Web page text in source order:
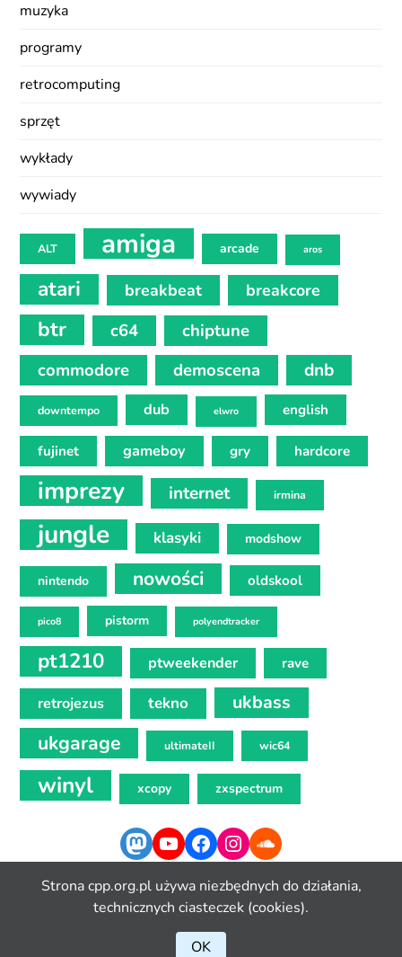
muzyka
programy
retrocomputing
sprzęt
wykłady
wywiady
ALT amiga arcade aros
atari breakbeat breakcore
btr c64
chiptune
commodore
demoscena dnb
downtempo dub elwro english
fujinet gameboy gry hardcore
imprezy internet irmina
jungle klasyki modshow
nintendo nowości oldskool
pico8 pistorm polyendtracker
pt1210 ptweekender rave
retrojezus tekno ukbass
ukgarage ultimateII wic64
winyl xcopy zxspectrum
Mastodon
YouTube
Facebook
Instagram
SoundCloud
Copyleft 2024 CPP
Strona cpp.org.pl używa niezbędnych do działania,
technicznych ciasteczek (cookies).
OK